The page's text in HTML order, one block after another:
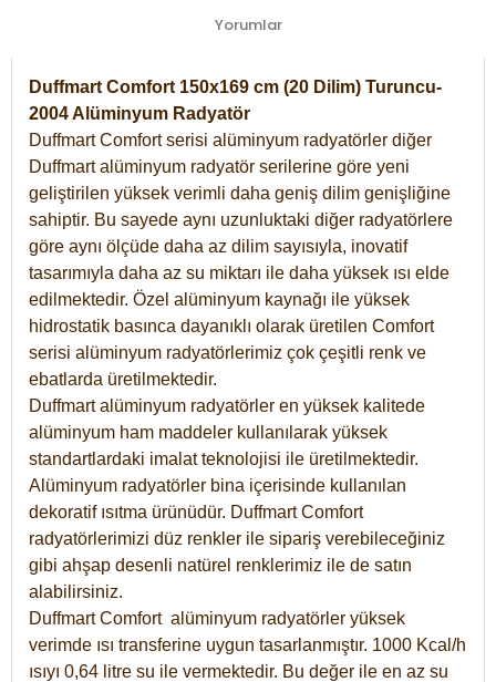
Yorumlar
Duffmart Comfort 150x169 cm (20 Dilim) Turuncu-
2004 Alüminyum Radyatör
Duffmart Comfort serisi alüminyum radyatörler diğer
Duffmart alüminyum radyatör serilerine göre yeni
geliştirilen yüksek verimli daha geniş dilim genişliğine
sahiptir. Bu sayede aynı uzunluktaki diğer radyatörlere
göre aynı ölçüde daha az dilim sayısıyla, inovatif
tasarımıyla daha az su miktarı ile daha yüksek ısı elde
edilmektedir. Özel alüminyum kaynağı ile yüksek
hidrostatik basınca dayanıklı olarak üretilen Comfort
serisi alüminyum radyatörlerimiz çok çeşitli renk ve
ebatlarda üretilmektedir.
Duffmart alüminyum radyatörler en yüksek kalitede
alüminyum ham maddeler kullanılarak yüksek
standartlardaki imalat teknolojisi ile üretilmektedir.
Alüminyum radyatörler bina içerisinde kullanılan
dekoratif ısıtma ürünüdür. Duffmart Comfort
radyatörlerimizi düz renkler ile sipariş verebileceğiniz
gibi ahşap desenli natürel renklerimiz ile de satın
alabilirsiniz.
Duffmart Comfort alüminyum radyatörler yüksek
verimde ısı transferine uygun tasarlanmıştır. 1000 Kcal/h
ısıyı 0,64 litre su ile vermektedir. Bu değer ile en az su